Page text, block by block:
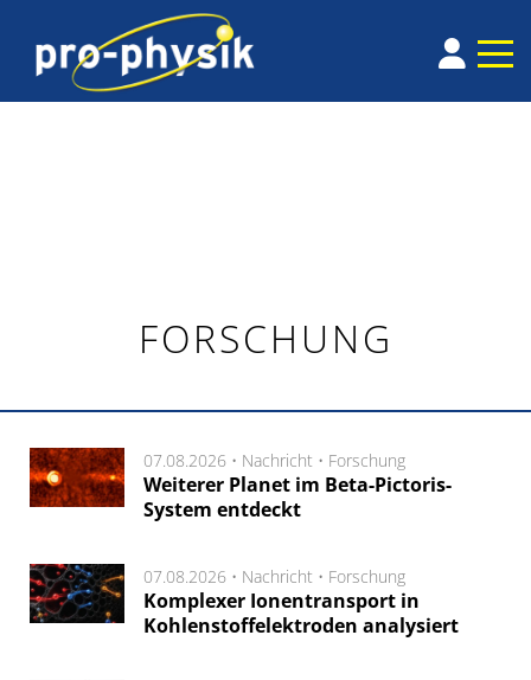
FORSCHUNG
07.08.2026 • Nachricht • Forschung
Weiterer Planet im Beta-Pictoris-
System entdeckt
07.08.2026 • Nachricht • Forschung
Komplexer Ionentransport in
Kohlenstoffelektroden analysiert